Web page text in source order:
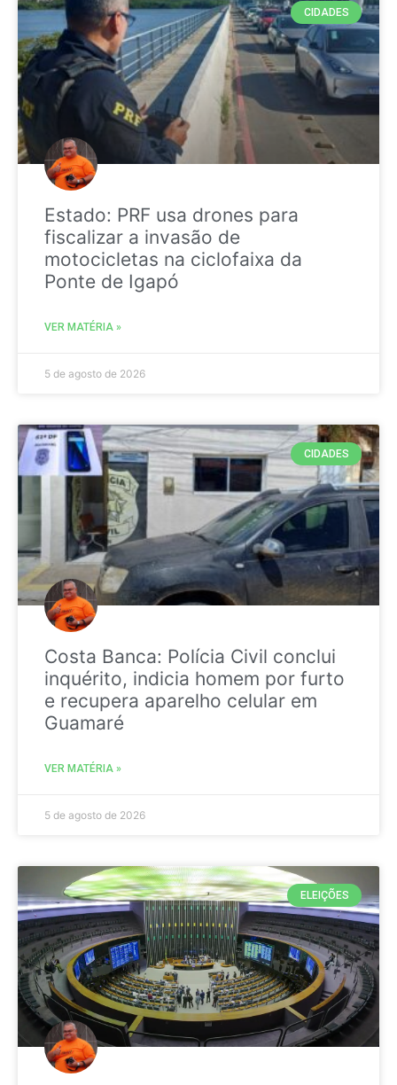
CIDADES
Estado: PRF usa drones para
fiscalizar a invasão de
motocicletas na ciclofaixa da
Ponte de Igapó
VER MATÉRIA »
5 de agosto de 2026
CIDADES
Costa Banca: Polícia Civil conclui
inquérito, indicia homem por furto
e recupera aparelho celular em
Guamaré
VER MATÉRIA »
5 de agosto de 2026
ELEIÇÕES